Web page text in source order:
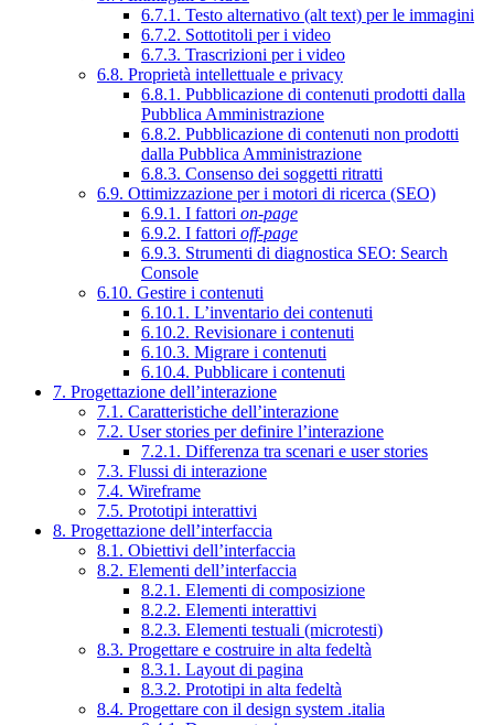
6.7.1. Testo alternativo (alt text) per le immagini
6.7.2. Sottotitoli per i video
6.7.3. Trascrizioni per i video
6.8. Proprietà intellettuale e privacy
6.8.1. Pubblicazione di contenuti prodotti dalla
Pubblica Amministrazione
6.8.2. Pubblicazione di contenuti non prodotti
dalla Pubblica Amministrazione
6.8.3. Consenso dei soggetti ritratti
6.9. Ottimizzazione per i motori di ricerca (SEO)
6.9.1. I fattori on-page
6.9.2. I fattori off-page
6.9.3. Strumenti di diagnostica SEO: Search
Console
6.10. Gestire i contenuti
6.10.1. L’inventario dei contenuti
6.10.2. Revisionare i contenuti
6.10.3. Migrare i contenuti
6.10.4. Pubblicare i contenuti
7. Progettazione dell’interazione
7.1. Caratteristiche dell’interazione
7.2. User stories per definire l’interazione
7.2.1. Differenza tra scenari e user stories
7.3. Flussi di interazione
7.4. Wireframe
7.5. Prototipi interattivi
8. Progettazione dell’interfaccia
8.1. Obiettivi dell’interfaccia
8.2. Elementi dell’interfaccia
8.2.1. Elementi di composizione
8.2.2. Elementi interattivi
8.2.3. Elementi testuali (microtesti)
8.3. Progettare e costruire in alta fedeltà
8.3.1. Layout di pagina
8.3.2. Prototipi in alta fedeltà
8.4. Progettare con il design system .italia